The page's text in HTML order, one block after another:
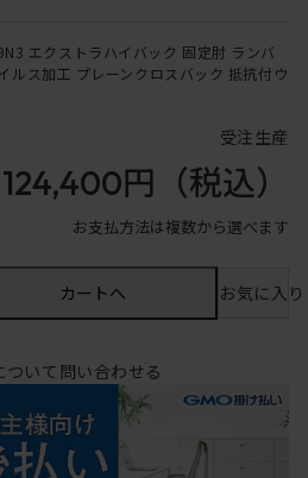
エクストラハイバック 固定肘 ランバ
ルス加工 プレーンクロスバック 抵抗付ウ
受注生産
124,400円 （税込）
お支払方法は複数から選べます
カートへ お気に入
ついて問い合わせる